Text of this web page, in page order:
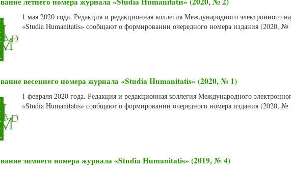
1 мая 2020 года. Редакция и редакционная коллегия Международного электронного
«Studia Humanitatis» сообщают о формировании очередного номера издания (2020, №
весеннего номера журнала «Studia Humanitatis» (2020, № 1)
1 февраля 2020 года. Редакция и редакционная коллегия Международного
«Studia Humanitatis» сообщают о формировании очередного номера издания (2020, №
зимнего номера журнала «Studia Humanitatis» (2019, № 4)